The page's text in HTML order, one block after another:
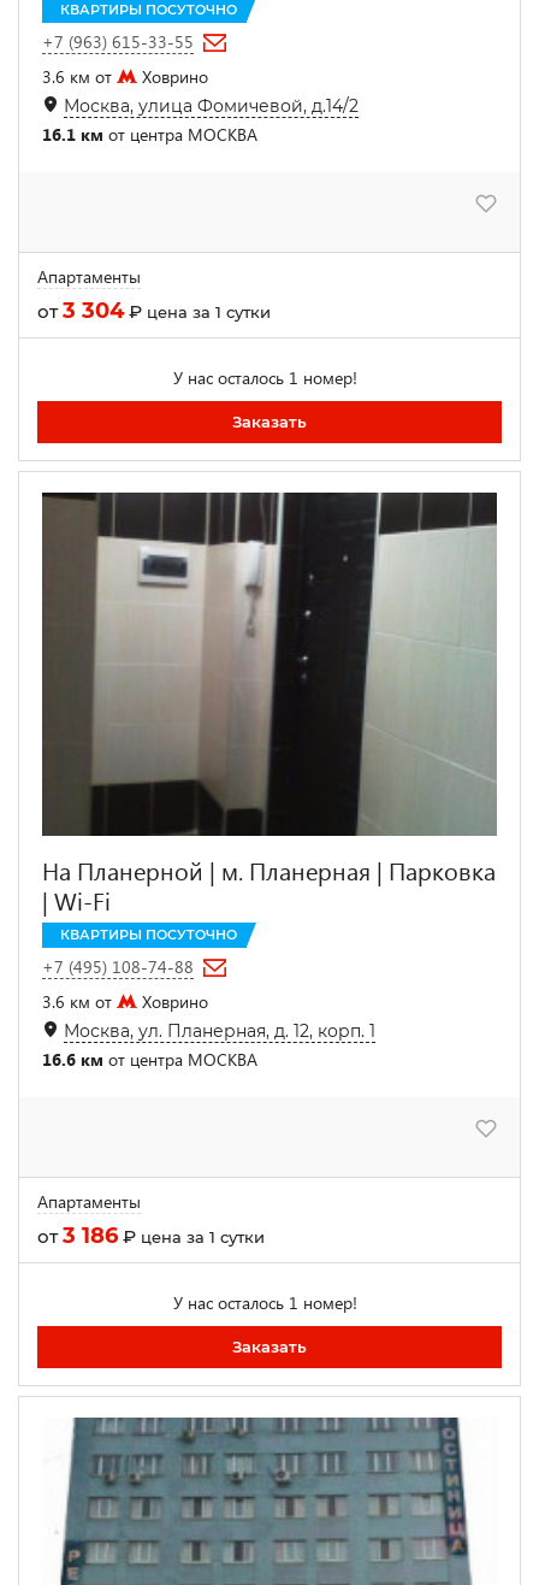
КВАРТИРЫ ПОСУТОЧНО
+7 (963) 615-33-55
3.6 км от
Ховрино
Москва, улица Фомичевой, д.14/2
16.1 км от центра МОСКВА
Апартаменты
от3 304₽ цена за 1 сутки
У нас осталось 1 номер!
Заказать
На Планерной | м. Планерная | Парковка
| Wi-Fi
КВАРТИРЫ ПОСУТОЧНО
+7 (495) 108-74-88
3.6 км от
Ховрино
Москва, ул. Планерная, д. 12, корп. 1
16.6 км от центра МОСКВА
Апартаменты
от3 186 ₽ цена за 1 сутки
У нас осталось 1 номер!
Заказать